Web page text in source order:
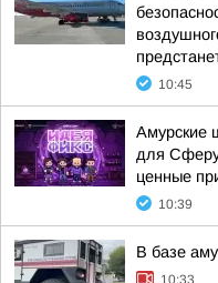
10:45
Амурские
для
ценные
10:39
В базе
10:33